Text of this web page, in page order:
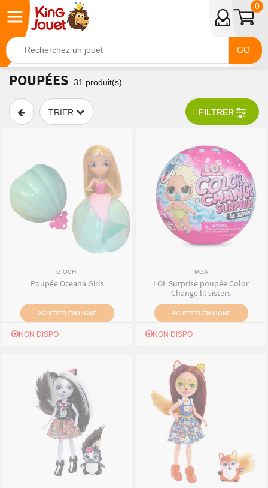
GO
0
POUPÉES 31 produit(s)
TRIER FILTRER
GIOCHI
Poupée Oceana Girls
ACHETER EN LIGNE
NON DISPO
MGA
LOL Surprise poupée Color
Change lil sisters
ACHETER EN LIGNE
NON DISPO